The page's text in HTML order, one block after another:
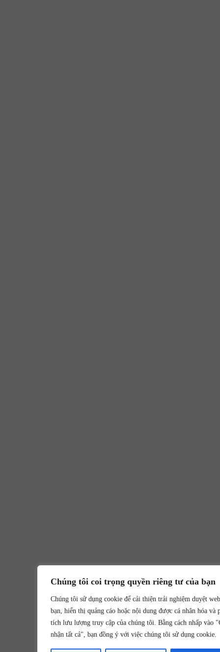
Chúng tôi coi trọng quyền riêng tư của bạn
Chúng tôi sử dụng cookie để cải thiện trải nghiệm duyệt
bạn, hiển thị quảng cáo hoặc nội dung được cá nhân hóa và
tích lưu lượng truy cập của chúng tôi. Bằng cách nhấp vào
nhận tất cả", bạn đồng ý với việc chúng tôi sử dụng cookie.